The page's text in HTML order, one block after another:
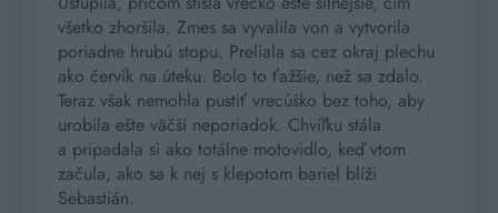
všetko zhoršila. Zmes sa vyvalila von a vytvorila
poriadne hrubú stopu. Preliala sa cez okraj plechu
ako červík na úteku. Bolo to ťažšie, než sa zdalo.
Teraz však nemohla pustiť vrecúško bez toho, aby
urobila ešte väčší neporiadok. Chvíľku stála
a pripadala si ako totálne motovidlo, keď vtom
začula, ako sa k nej s klepotom bariel blíži
Sebastián.